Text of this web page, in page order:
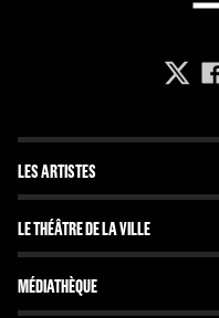
LES ARTISTES
La Troupe du Théâtre de la Ville
La Troupe de l'Imaginaire
LE THÉÂTRE DE LA VILLE
Le Projet
Projets internationaux
Emmanuel Demarcy-Mota
MÉDIATHÈQUE